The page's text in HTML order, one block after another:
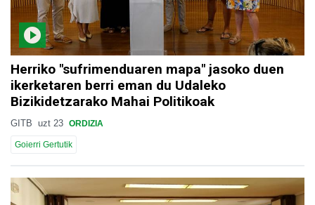
Herriko "sufrimenduaren mapa" jasoko duen
ikerketaren berri eman du Udaleko
Bizikidetzarako Mahai Politikoak
GITB uzt 23 ORDIZIA
Goierri Gertutik